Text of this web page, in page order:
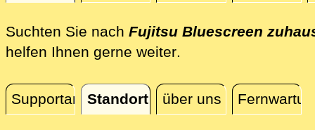
Kontakt
Suchten Sie nach Fujitsu Bluescreen
helfen Ihnen gerne weiterdirekt vor Ort
.
SupportanfrageStandort über uns